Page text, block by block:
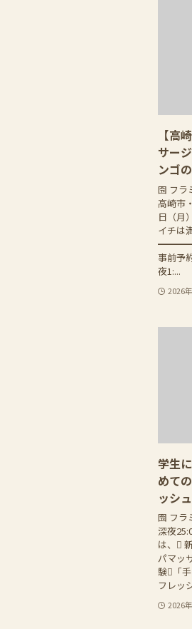
【高
サー
ンゴ
囹 フラ
高崎市
日（月
イチは
事前予
夜1:...
2026
学生
めて
ッシ
囹 フラ
深夜
は、
パマッ
験「
フレッ
2026